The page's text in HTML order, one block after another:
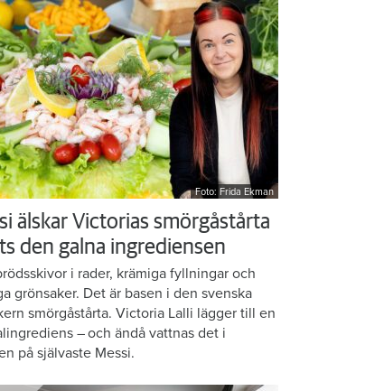
Foto: Frida Ekman
älskar Victorias smörgåstårta
den galna ingrediensen
i rader, krämiga fyllningar och
grönsaker. Det är basen i den svenska
smörgåstårta. Victoria Lalli lägger till en
– och ändå vattnas det i
på självaste Messi.